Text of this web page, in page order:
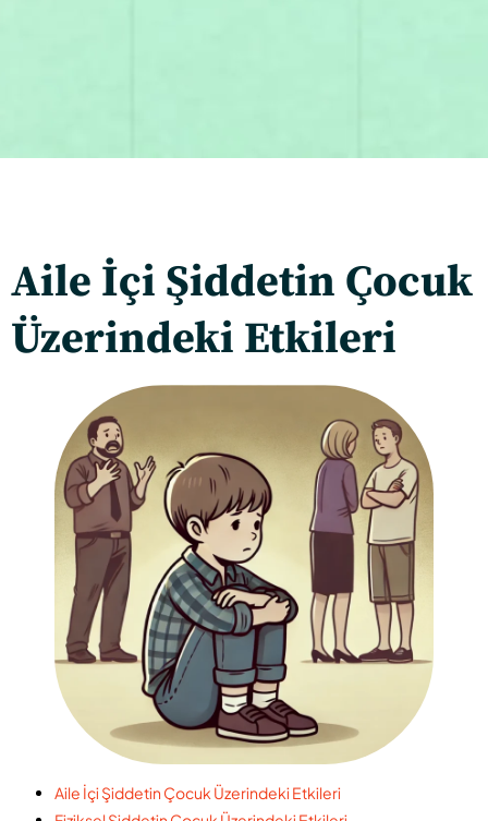
Aile İçi Şiddetin Çocuk
Üzerindeki Etkileri
Aile İçi Şiddetin Çocuk Üzerindeki Etkileri